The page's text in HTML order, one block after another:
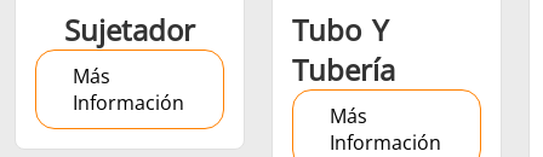
Sujetador
Más
Información
Tubo Y
Tubería
Más
Información